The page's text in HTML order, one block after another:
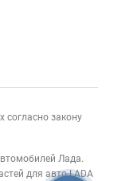
закону
Лада.
для авто LADA